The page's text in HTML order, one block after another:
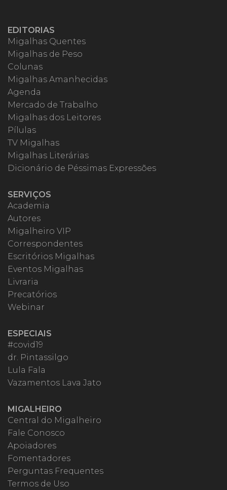
EDITORIAS
Migalhas Quentes
Migalhas de Peso
Colunas
Migalhas Amanhecidas
Agenda
Mercado de Trabalho
Migalhas dos Leitores
Pílulas
TV Migalhas
Migalhas Literárias
Dicionário de Péssimas Expressões
SERVIÇOS
Academia
Autores
Migalheiro VIP
Correspondentes
Escritórios Migalhas
Eventos Migalhas
Livraria
Precatórios
Webinar
ESPECIAIS
#covid19
dr. Pintassilgo
Lula Fala
Vazamentos Lava Jato
MIGALHEIRO
Central do Migalheiro
Fale Conosco
Apoiadores
Fomentadores
Perguntas Frequentes
Termos de Uso